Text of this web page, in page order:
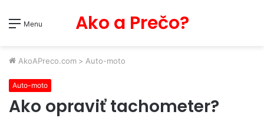
Menu Ako a Prečo?
AkoAPreco.com > Auto-moto
Auto-moto
Ako opraviť tachometer?